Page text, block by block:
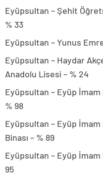
Eyüpsultan – Şehit
% 33
Eyüpsultan – Yunus
Eyüpsultan – Haydar
Anadolu Lisesi – % 24
Eyüpsultan – Eyüp İmam
% 98
Eyüpsultan – Eyüp
Binası – % 89
Eyüpsultan – Eyüp İmam
95